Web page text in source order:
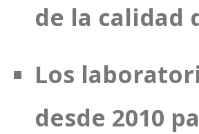
de la calidad
Los
desde 2010